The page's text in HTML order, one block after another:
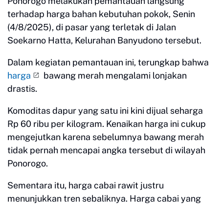
terhadap harga bahan kebutuhan pokok, Senin
(4/8/2025), di pasar yang terletak di Jalan
Soekarno Hatta, Kelurahan Banyudono tersebut.
Dalam kegiatan pemantauan ini, terungkap bahwa
harga
bawang merah mengalami lonjakan
drastis.
Komoditas dapur yang satu ini kini dijual seharga
Rp 60 ribu per kilogram. Kenaikan harga ini cukup
mengejutkan karena sebelumnya bawang merah
tidak pernah mencapai angka tersebut di wilayah
Ponorogo.
Sementara itu, harga cabai rawit justru
menunjukkan tren sebaliknya. Harga cabai yang